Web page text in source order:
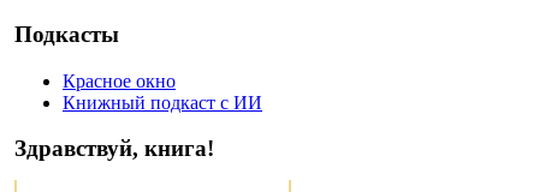
Подкасты
Красное окно
Книжный подкаст с ИИ
Здравствуй, книга!